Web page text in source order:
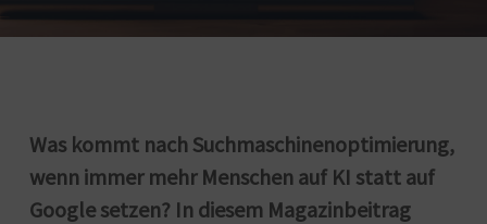
Was kommt nach Suchmaschinenoptimierung,
wenn immer mehr Menschen auf KI statt auf
Google setzen? In diesem Magazinbeitrag